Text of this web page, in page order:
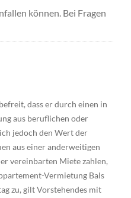
können. Bei Fragen
dass er durch einen in
aus beruflichen oder
jedoch den Wert der
aus einer anderweitigen
vereinbarten Miete zahlen,
Vermietung Bals
zu, gilt Vorstehendes mit